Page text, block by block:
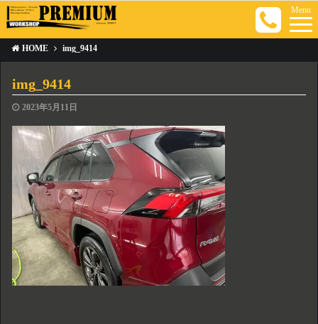
Menu
HOME img_9414
img_9414
2023年5月11日